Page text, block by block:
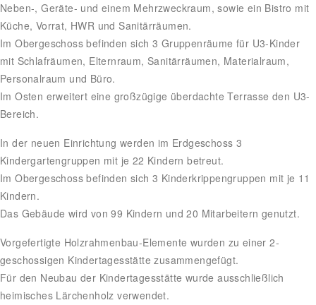
Neben-, Geräte- und einem Mehrzweckraum, sowie ein Bistro mit
Küche, Vorrat, HWR und Sanitärräumen.
Im Obergeschoss befinden sich 3 Gruppenräume für U3-Kinder
mit Schlafräumen, Elternraum, Sanitärräumen, Materialraum,
Personalraum und Büro.
Im Osten erweitert eine großzügige überdachte Terrasse den U3-
Bereich.
In der neuen Einrichtung werden im Erdgeschoss 3
Kindergartengruppen mit je 22 Kindern betreut.
Im Obergeschoss befinden sich 3 Kinderkrippengruppen mit je 11
Kindern.
Das Gebäude wird von 99 Kindern und 20 Mitarbeitern genutzt.
Vorgefertigte Holzrahmenbau-Elemente wurden zu einer 2-
geschossigen Kindertagesstätte zusammengefügt.
Für den Neubau der Kindertagesstätte wurde ausschließlich
heimisches Lärchenholz verwendet.